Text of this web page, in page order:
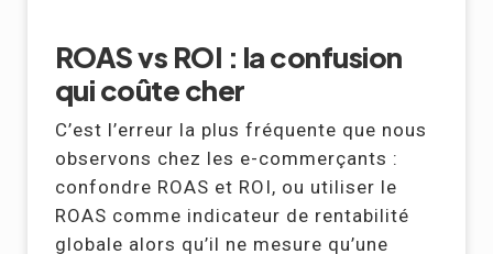
ROAS vs ROI : la confusion
qui coûte cher
C’est l’erreur la plus fréquente que nous
observons chez les e-commerçants :
confondre ROAS et ROI, ou utiliser le
ROAS comme indicateur de rentabilité
globale alors qu’il ne mesure qu’une